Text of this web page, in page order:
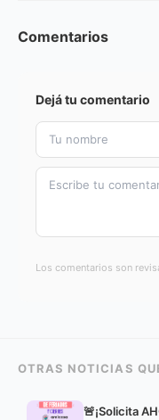
Comentarios
Dejá tu comentario
Los comentarios son
OTRAS NOTICIAS
🚨¡Solicita